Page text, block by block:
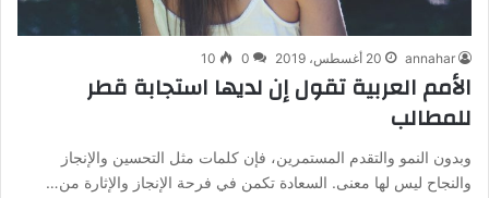
annahar 20 أغسطس، 2019 0
10
الأمم العربية تقول إن لديها استجابة قطر
للمطالب
وبدون النمو والتقدم المستمرين، فإن كلمات مثل التحسين والإنجاز
والنجاح ليس لها معنى. السعادة تكمن في فرحة الإنجاز والإثارة من…